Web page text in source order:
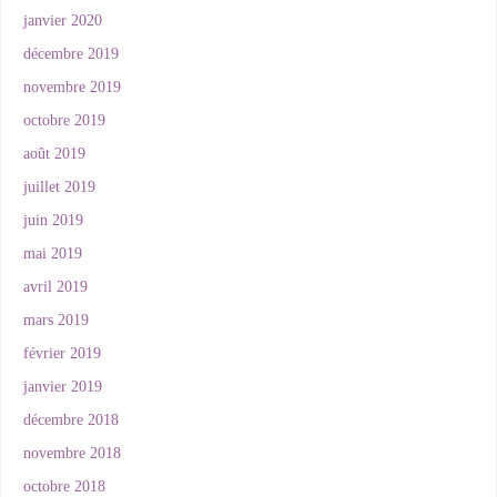
janvier 2020
décembre 2019
novembre 2019
octobre 2019
août 2019
juillet 2019
juin 2019
mai 2019
avril 2019
mars 2019
février 2019
janvier 2019
décembre 2018
novembre 2018
octobre 2018